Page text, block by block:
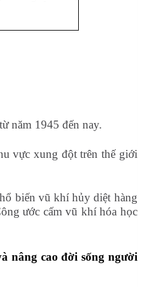
năm 1945 đến nay.
vực xung đột trên thế giới
biến vũ khí hủy diệt hàng
ước cấm vũ khí hóa học
nâng cao đời sống người